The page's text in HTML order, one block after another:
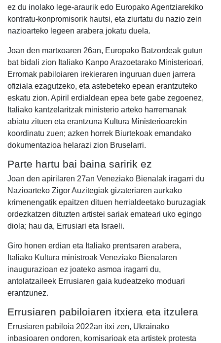
ez du inolako lege-araurik edo Europako Agentziarekiko
kontratu-konpromisorik hautsi, eta ziurtatu du nazio zein
nazioarteko legeen arabera jokatu duela.
Joan den martxoaren 26an, Europako Batzordeak gutun
bat bidali zion Italiako Kanpo Arazoetarako Ministerioari,
Erromak pabiloiaren irekieraren inguruan duen jarrera
ofiziala ezagutzeko, eta astebeteko epean erantzuteko
eskatu zion. Apiril erdialdean epea bete gabe zegoenez,
Italiako kantzelaritzak ministerio arteko harremanak
abiatu zituen eta erantzuna Kultura Ministerioarekin
koordinatu zuen; azken horrek Biurtekoak emandako
dokumentazioa helarazi zion Bruselarri.
Parte hartu bai baina saririk ez
Joan den apirilaren 27an Veneziako Bienalak iragarri du
Nazioarteko Zigor Auzitegiak gizateriaren aurkako
krimenengatik epaitzen dituen herrialdeetako buruzagiak
ordezkatzen dituzten artistei sariak emateari uko egingo
diola; hau da, Errusiari eta Israeli.
Giro honen erdian eta Italiako prentsaren arabera,
Italiako Kultura ministroak Veneziako Bienalaren
inaugurazioan ez joateko asmoa iragarri du,
antolatzaileek Errusiaren gaia kudeatzeko moduari
erantzunez.
Errusiaren pabiloiaren itxiera eta itzulera
Errusiaren pabiloia 2022an itxi zen, Ukrainako
inbasioaren ondoren, komisarioak eta artistek protesta